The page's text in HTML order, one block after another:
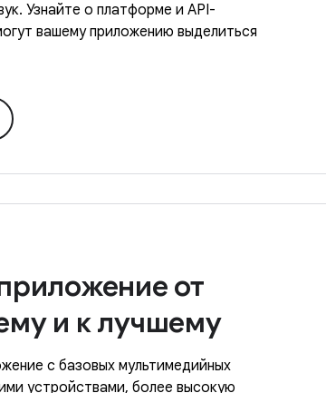
Узнайте о платформе и API-
вашему приложению выделиться
от
и к лучшему
с базовых мультимедийных
устройствами, более высокую